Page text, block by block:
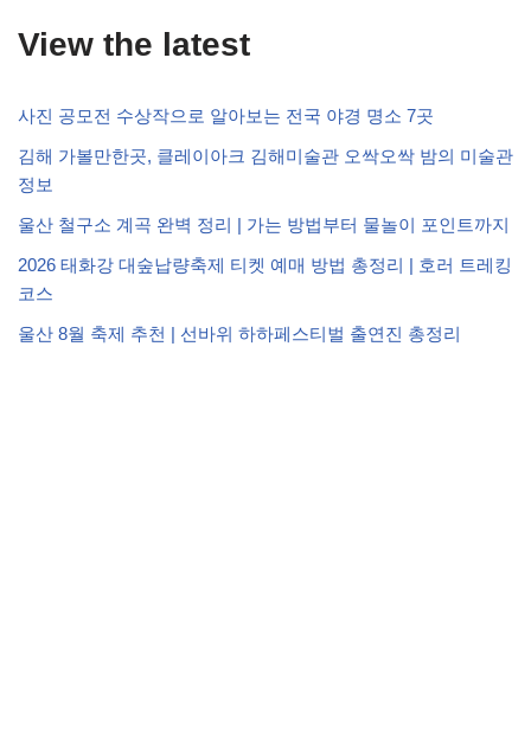
View the latest
사진 공모전 수상작으로 알아보는 전국 야경 명소 7곳
김해 가볼만한곳, 클레이아크 김해미술관 오싹오싹 밤의 미술관
정보
울산 철구소 계곡 완벽 정리 | 가는 방법부터 물놀이 포인트까지
2026 태화강 대숲납량축제 티켓 예매 방법 총정리 | 호러 트레킹
코스
울산 8월 축제 추천 | 선바위 하하페스티벌 출연진 총정리